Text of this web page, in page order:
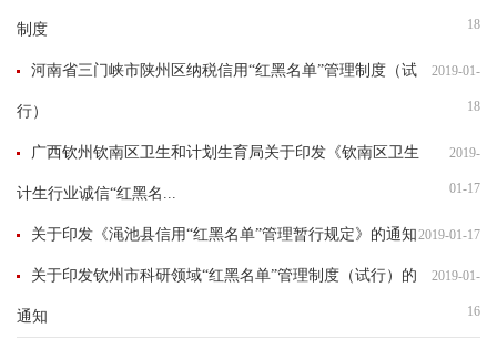
制度 18
河南省三门峡市陕州区纳税信用“红黑名单”管理制度（试
行）
2019-01-
18
广西钦州钦南区卫生和计划生育局关于印发《钦南区卫生
计生行业诚信“红黑名...
2019-
01-17
关于印发《渑池县信用“红黑名单”管理暂行规定》的通知2019-01-17
关于印发钦州市科研领域“红黑名单”管理制度（试行）的
通知
2019-01-
16